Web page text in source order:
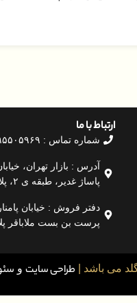
ارتباط با ما
شماره تماس : ۰۹۳۹۵۵۰۵۹۶۹
پاساژ غدیر، طبقه ی ۲، پلاک ۹
دفتر فروش : خیابان
پرست بن بست ملاباقر پلاک ۲
می باشد | طراحی سایت و